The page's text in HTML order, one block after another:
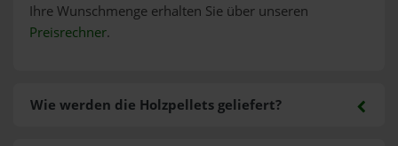
Ihre Wunschmenge erhalten Sie über unseren
Preisrechner.
Wie werden die Holzpellets geliefert?